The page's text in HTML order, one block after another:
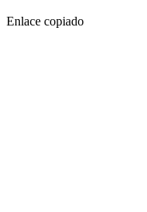
Enlace copiado